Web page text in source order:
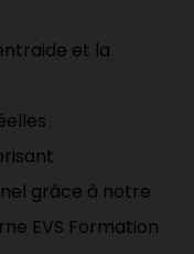
et la
grâce à notre
EVS Formation